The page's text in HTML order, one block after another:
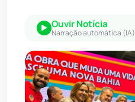
Ouvir Notícia
Narração automática (IA)